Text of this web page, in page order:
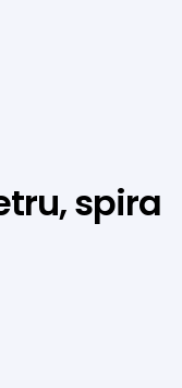
spira